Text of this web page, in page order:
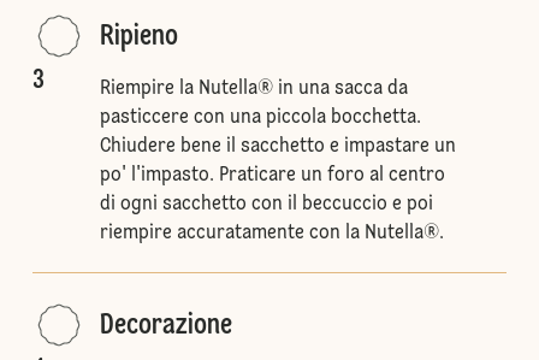
3
Ripieno
Riempire la Nutella® in una sacca da
pasticcere con una piccola bocchetta.
Chiudere bene il sacchetto e impastare un
po' l'impasto. Praticare un foro al centro
di ogni sacchetto con il beccuccio e poi
riempire accuratamente con la Nutella®.
Decorazione